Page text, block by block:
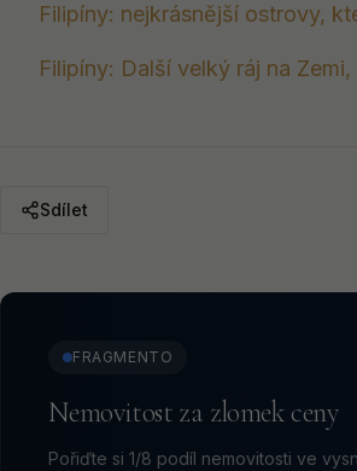
Filipíny: nejkrásnější ostrovy,
Filipíny: Další velký ráj na
Sdílet
FRAGMENTO
Nemovitost za zlomek ceny
Pořiďte si 1/8 podíl nemovitosti ve